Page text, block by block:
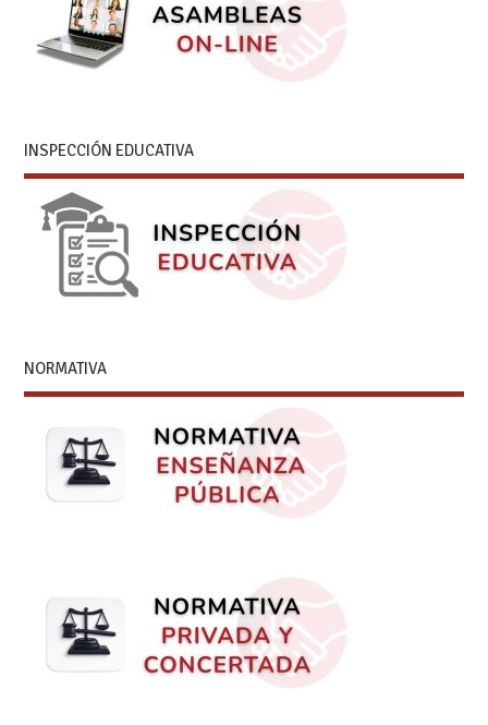
INSPECCIÓN EDUCATIVA
NORMATIVA